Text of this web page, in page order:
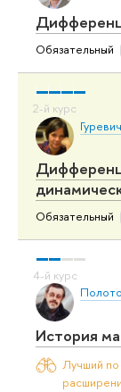
Обязательный
Обязательный
История
Лучший по